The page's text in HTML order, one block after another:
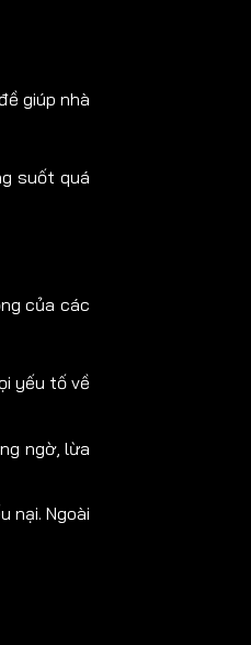
giúp nhà
suốt quá
của các
yếu tố về
ngờ, lừa
nại. Ngoài